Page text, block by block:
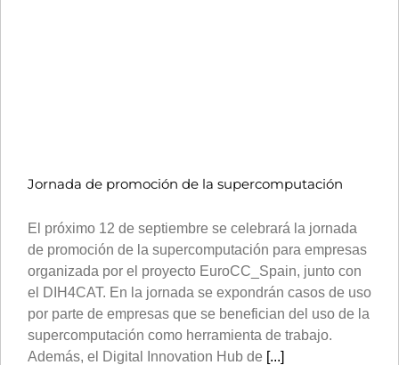
Jornada de promoción de la supercomputación
El próximo 12 de septiembre se celebrará la jornada
de promoción de la supercomputación para empresas
organizada por el proyecto EuroCC_Spain, junto con
el DIH4CAT. En la jornada se expondrán casos de uso
por parte de empresas que se benefician del uso de la
supercomputación como herramienta de trabajo.
Además, el Digital Innovation Hub de [...]